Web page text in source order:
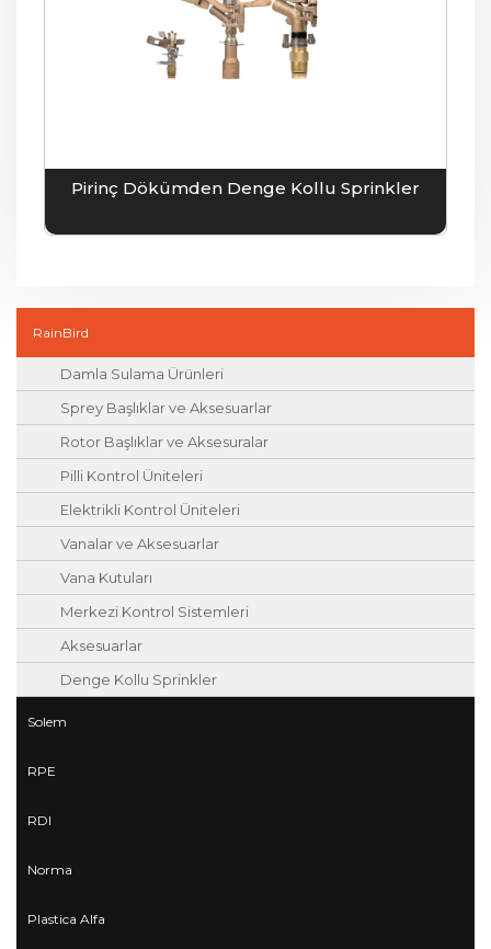
Pirinç Dökümden Denge Kollu Sprinkler
RainBird
Damla Sulama Ürünleri
Sprey Başlıklar ve Aksesuarlar
Rotor Başlıklar ve Aksesuralar
Pilli Kontrol Üniteleri
Elektrikli Kontrol Üniteleri
Vanalar ve Aksesuarlar
Vana Kutuları
Merkezi Kontrol Sistemleri
Aksesuarlar
Denge Kollu Sprinkler
Solem
RPE
RDI
Norma
Plastica Alfa